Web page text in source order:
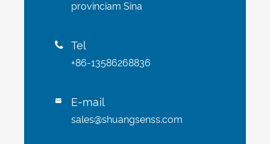
provinciam Sina
 Tel
+86-13586268836
 E-mail
sales@shuangsenss.com